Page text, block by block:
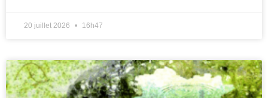
20 juillet 2026 16h47